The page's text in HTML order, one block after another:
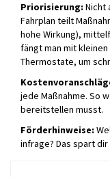
Priorisierung: Nicht
Fahrplan teilt
hohe Wirkung),
fängt man mit
Thermostate, um
jede Maßnahme. So
bereitstellen musst.
Förderhinweise:
infrage? Das spart